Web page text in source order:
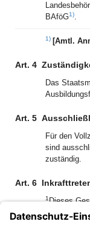
BAföG1).
1) [Amtl.
Art. 4
Das
Art. 5
Für den
sind
zuständig.
Art. 6
1Dieses
Oktober